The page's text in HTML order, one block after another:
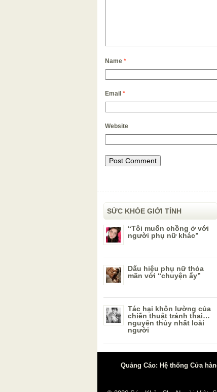
Name *
Email *
Website
SỨC KHỎE GIỚI TÍNH
“Tôi muốn chồng ở với
người phụ nữ khác”
Dấu hiệu phụ nữ thỏa
mãn với “chuyện ấy”
Tác hại khôn lường của
chiến thuật tránh thai…
nguyên thủy nhất loài
người
Quảng Cáo: Hệ thống Cửa